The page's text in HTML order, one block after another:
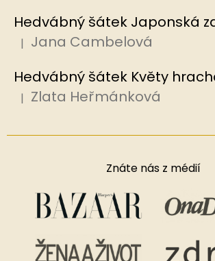
Hodnocení produktu je 5 z 5 hvězdiček.
| Jana Cambelová
Hodnocení produktu je 5 z 5 hvězdiček.
| Zlata Heřmánková
Znáte nás z médií